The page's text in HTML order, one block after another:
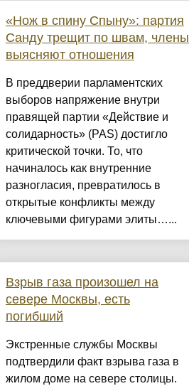
«Нож в спину Спыну»: партия
Санду трещит по швам, члены
выясняют отношения
В преддверии парламентских
выборов напряжение внутри
правящей партии «Действие и
солидарность» (PAS) достигло
критической точки. То, что
начиналось как внутренние
разногласия, превратилось в
открытые конфликты между
ключевыми фигурами элиты…...
Взрыв газа произошел на
севере Москвы, есть
погибший
Экстренные службы Москвы
подтвердили факт взрыва газа в
жилом доме на севере столицы.